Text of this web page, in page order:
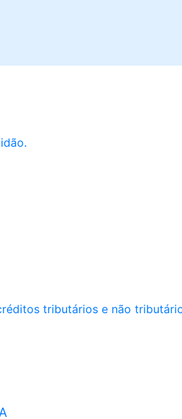
tributários e não